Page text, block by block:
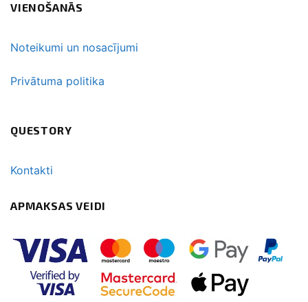
VIENOŠANĀS
Noteikumi un nosacījumi
Privātuma politika
QUESTORY
Kontakti
APMAKSAS VEIDI